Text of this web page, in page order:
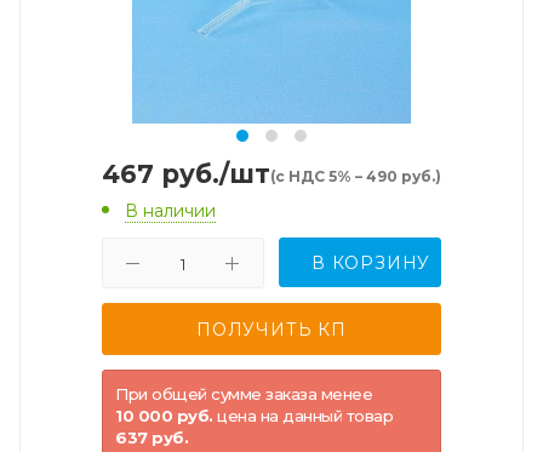
467 руб./шт(с НДС 5% – 490 руб.)
В наличии
В КОРЗИНУ
При общей сумме заказа менее
10 000 руб. цена на данный товар
637 руб.